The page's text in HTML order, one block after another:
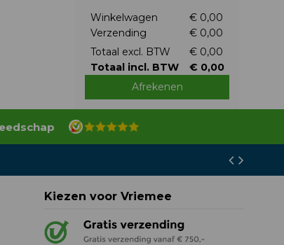
Winkelwagen
€ 0,00
Verzending
€ 0,00
Totaal excl. BTW
€ 0,00
Totaal incl. BTW
€ 0,00
Afrekenen
Kiezen voor Vriemee